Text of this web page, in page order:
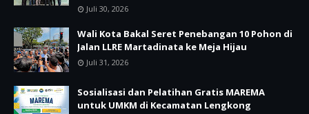
Juli 30, 2026
Wali Kota Bakal Seret Penebangan 10 Pohon di
Jalan LLRE Martadinata ke Meja Hijau
Juli 31, 2026
Sosialisasi dan Pelatihan Gratis MAREMA
untuk UMKM di Kecamatan Lengkong